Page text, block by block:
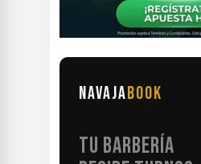
NAVAJABOOK
TU BARBERÍA